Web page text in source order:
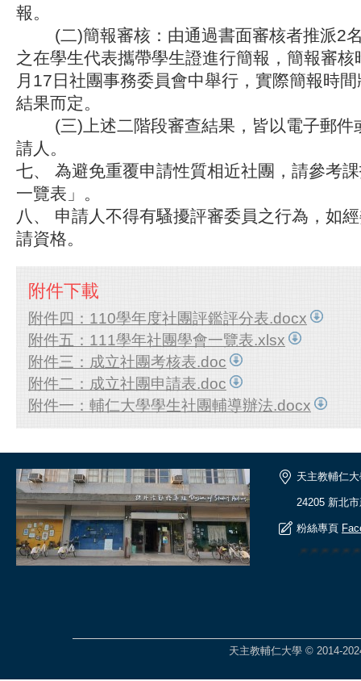
報。
(二)簡報審核：由通過書面審核者推派2名
之在學生代表攜帶學生證進行簡報，簡報審
月17日社團事務委員會中舉行，實際簡報時
結果而定。
(三)上述二階段審查結果，皆以電子郵件
請人。
七、 為避免重覆申請性質相近社團，請參考
一覽表」。
八、 申請人不得有騷擾評審委員之行為，如
請資格。
附件下載
附件四：110學年度社團評鑑評分表.docx
附件五：111學年社團學會一覽表.xlsx
附件三：成立社團考核表.doc
附件二：成立社團申請表.doc
附件一：輔仁大學學生社團輔導辦法.docx
天主教輔仁
24205 新北
粉絲專頁
天主教輔仁大學 © 2014-